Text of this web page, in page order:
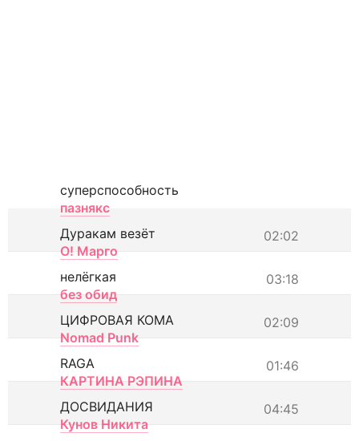
суперспособность
пазнякс
02:02
Дуракам везёт
О! Марго
03:18
нелёгкая
без обид
02:09
ЦИФРОВАЯ КОМА
Nomad Punk
01:46
RAGA
КАРТИНА РЭПИНА
04:45
ДОСВИДАНИЯ
Кунов Никита